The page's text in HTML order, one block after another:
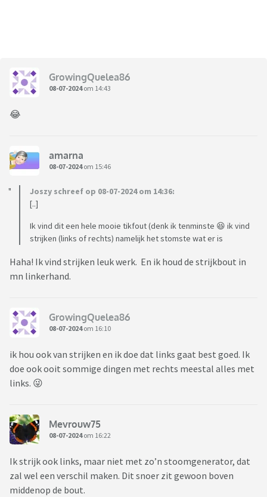
GrowingQuelea86
08-07-2024om 14:43
😂
amarna
08-07-2024om 15:46
Joszy schreef op 08-07-2024 om 14:36:
[..]
Ik vind dit een hele mooie tikfout (denk ik tenminste 😆 ik vind
strijken (links of rechts) namelijk het stomste wat er is
Haha! Ik vind strijken leuk werk. En ik houd de strijkbout in
mn linkerhand.
GrowingQuelea86
08-07-2024om 16:10
ik hou ook van strijken en ik doe dat links gaat best goed. Ik
doe ook ooit sommige dingen met rechts meestal alles met
links. 😜
Mevrouw75
08-07-2024om 16:22
Ik strijk ook links, maar niet met zo’n stoomgenerator, dat
zal wel een verschil maken. Dit snoer zit gewoon boven
middenop de bout.